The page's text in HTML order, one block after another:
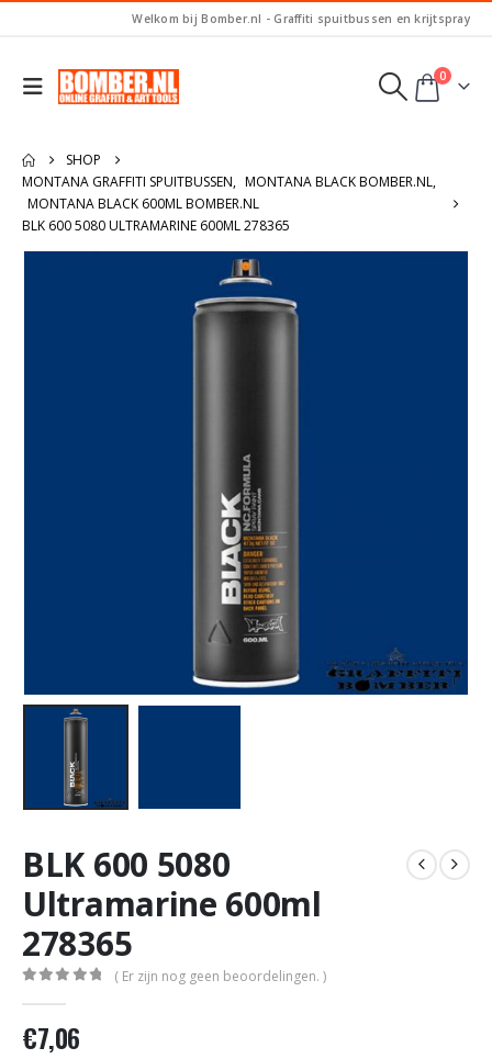
Welkom bij Bomber.nl - Graffiti spuitbussen en krijtspray
0
SHOP
MONTANA GRAFFITI SPUITBUSSEN, MONTANA BLACK BOMBER.NL,
MONTANA BLACK 600ML BOMBER.NL
BLK 600 5080 ULTRAMARINE 600ML 278365
BLK 600 5080
Ultramarine 600ml
278365
( Er zijn nog geen beoordelingen. )
€7,06